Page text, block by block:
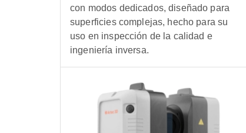
con modos dedicados, diseñado para
superficies complejas, hecho para su
uso en inspección de la calidad e
ingeniería inversa.